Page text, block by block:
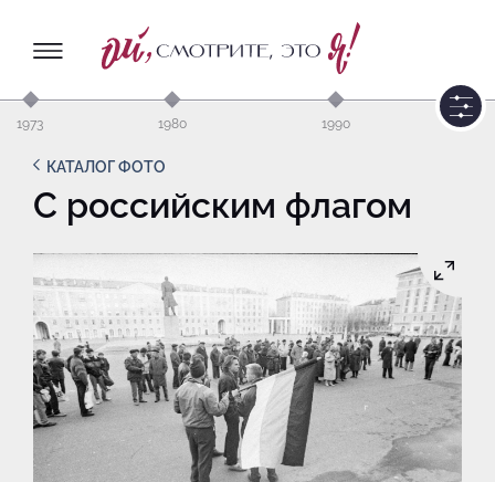
1973 1980 1990
КАТАЛОГ ФОТО
С российским флагом